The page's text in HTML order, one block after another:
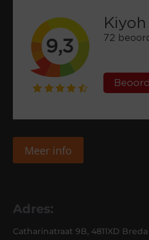
Meer info
Adres:
Catharinatraat 9B, 4811XD Breda